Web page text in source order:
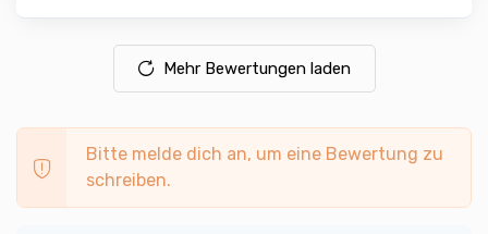
Mehr Bewertungen laden
Bitte melde dich an, um eine Bewertung zu
schreiben.